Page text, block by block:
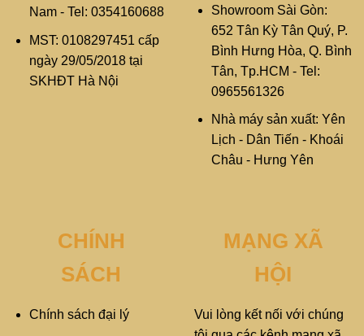
Nam - Tel: 0354160688
MST: 0108297451 cấp
ngày 29/05/2018 tại
SKHĐT Hà Nội
Showroom Sài Gòn:
652 Tân Kỳ Tân Quý, P.
Bình Hưng Hòa, Q. Bình
Tân, Tp.HCM - Tel:
0965561326
Nhà máy sản xuất: Yên
Lịch - Dân Tiến - Khoái
Châu - Hưng Yên
CHÍNH
SÁCH
Chính sách đại lý
MẠNG XÃ
HỘI
Vui lòng kết nối với chúng